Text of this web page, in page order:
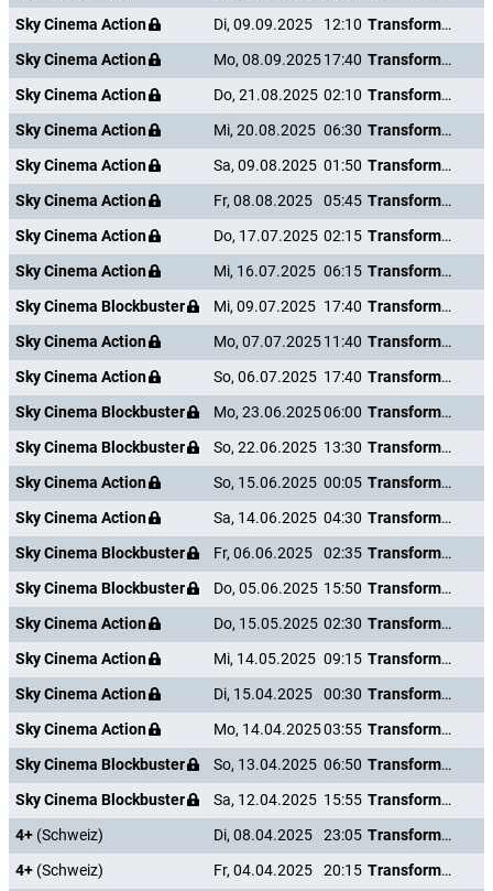
Sky Cinema Action
Di, 09.09.2025 12:10
Transformers: The Last Knight
Sky Cinema Action
Mo, 08.09.202517:40
Transformers: The Last Knight
Sky Cinema Action
Do, 21.08.2025 02:10
Transformers: The Last Knight
Sky Cinema Action
Mi, 20.08.2025 06:30
Transformers: The Last Knight
Sky Cinema Action
Sa, 09.08.2025 01:50
Transformers: The Last Knight
Sky Cinema Action
Fr, 08.08.2025 05:45
Transformers: The Last Knight
Sky Cinema Action
Do, 17.07.2025 02:15
Transformers: The Last Knight
Sky Cinema Action
Mi, 16.07.2025 06:15
Transformers: The Last Knight
Sky Cinema Blockbuster
Mi, 09.07.2025 17:40
Transformers: The Last Knight
Sky Cinema Action
Mo, 07.07.202511:40
Transformers: The Last Knight
Sky Cinema Action
So, 06.07.2025 17:40
Transformers: The Last Knight
Sky Cinema Blockbuster
Mo, 23.06.202506:00
Transformers: The Last Knight
Sky Cinema Blockbuster
So, 22.06.2025 13:30
Transformers: The Last Knight
Sky Cinema Action
So, 15.06.2025 00:05
Transformers: The Last Knight
Sky Cinema Action
Sa, 14.06.2025 04:30
Transformers: The Last Knight
Sky Cinema Blockbuster
Fr, 06.06.2025 02:35
Transformers: The Last Knight
Sky Cinema Blockbuster
Do, 05.06.2025 15:50
Transformers: The Last Knight
Sky Cinema Action
Do, 15.05.2025 02:30
Transformers: The Last Knight
Sky Cinema Action
Mi, 14.05.2025 09:15
Transformers: The Last Knight
Sky Cinema Action
Di, 15.04.2025 00:30
Transformers: The Last Knight
Sky Cinema Action
Mo, 14.04.202503:55
Transformers: The Last Knight
Sky Cinema Blockbuster
So, 13.04.2025 06:50
Transformers: The Last Knight
Sky Cinema Blockbuster
Sa, 12.04.2025 15:55
Transformers: The Last Knight
4+ (Schweiz) Di, 08.04.2025 23:05
Transformers: The Last Knight
4+ (Schweiz) Fr, 04.04.2025 20:15 Transformers: The Last Knight